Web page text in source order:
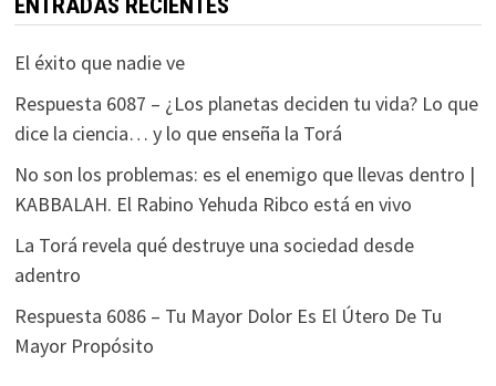
ENTRADAS RECIENTES
El éxito que nadie ve
Respuesta 6087 – ¿Los planetas deciden tu vida? Lo que
dice la ciencia… y lo que enseña la Torá
No son los problemas: es el enemigo que llevas dentro |
KABBALAH. El Rabino Yehuda Ribco está en vivo
La Torá revela qué destruye una sociedad desde
adentro
Respuesta 6086 – Tu Mayor Dolor Es El Útero De Tu
Mayor Propósito